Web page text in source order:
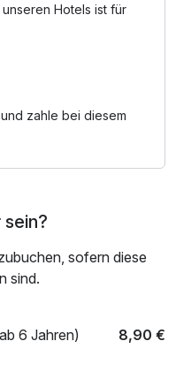
Hotels ist für
zahle bei diesem
sofern diese
sind.
6 Jahren) 8,90 €